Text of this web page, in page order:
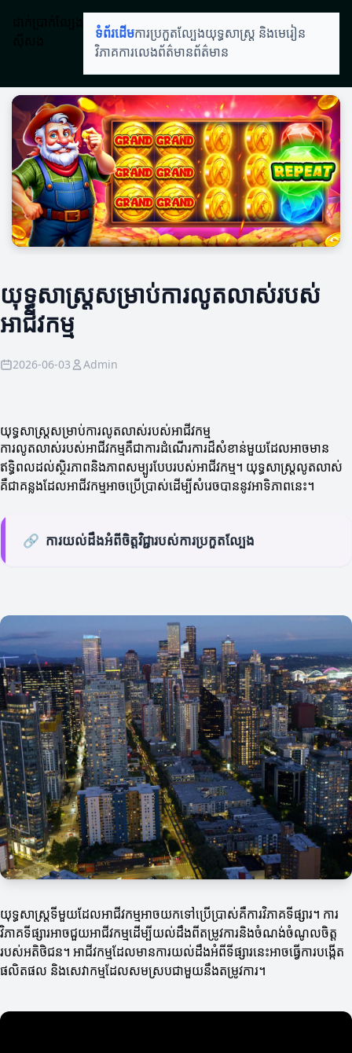
ទំព័រដើមការប្រកួតល្បែងយុទ្ធសាស្ត្រ និងមេរៀន
វិភាគការលេងព័ត៌មានព័ត៌មាន
យុទ្ធសាស្ត្រសម្រាប់ការលូតលាស់របស់
អាជីវកម្ម
2026-06-03 Admin
យុទ្ធសាស្ត្រសម្រាប់ការលូតលាស់របស់អាជីវកម្ម
ការលូតលាស់របស់អាជីវកម្មគឺជាការដំណើរការដ៏សំខាន់មួយដែលអាចមាន
ឥទ្ធិពលដល់ស្ថិរភាពនិងភាពសម្បូរបែបរបស់អាជីវកម្ម។ យុទ្ធសាស្ត្រលូតលាស់
គឺជាគន្លងដែលអាជីវកម្មអាចប្រើប្រាស់ដើម្បីសំរេចបាននូវអាទិភាពនេះ។
🔗 ការយល់ដឹងអំពីចិត្តវិជ្ជារបស់ការប្រកួតល្បែង
យុទ្ធសាស្ត្រទីមួយដែលអាជីវកម្មអាចយកទៅប្រើប្រាស់គឺការវិភាគទីផ្សារ។ ការ
វិភាគទីផ្សារអាចជួយអាជីវកម្មដើម្បីយល់ដឹងពីតម្រូវការនិងចំណង់ចំណូលចិត្ត
របស់អតិថិជន។ អាជីវកម្មដែលមានការយល់ដឹងអំពីទីផ្សារនេះអាចធ្វើការបង្កើត
ផលិតផល និងសេវាកម្មដែលសមស្របជាមួយនឹងតម្រូវការ។